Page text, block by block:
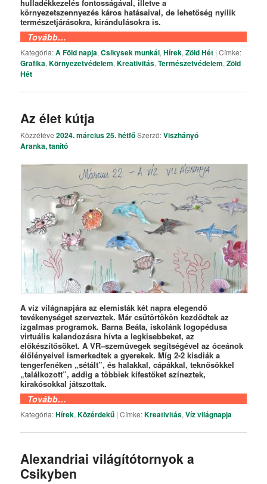
hulladékkezelés fontosságával, illetve a
környezetszennyezés káros hatásaival, de lehetőség nyílik
természetjárásokra, kirándulásokra is.
Tovább…
Kategória:A Föld napja,Csikysek munkái,Hírek,Zöld Hét |Címke:
Grafika,Környezetvédelem,Kreativitás,Természetvédelem,Zöld
Hét
Az élet kútja
Közzétéve2024. március 25. hétfőSzerző:Viszhányó
Aranka, tanító
A víz világnapjára az elemisták két napra elegendő
tevékenységet szerveztek. Már csütörtökön kezdődtek az
izgalmas programok. Barna Beáta, iskolánk logopédusa
virtuális kalandozásra hívta a legkisebbeket, az
előkészítősöket. A VR–szemüvegek segítségével az óceánok
élőlényeivel ismerkedtek a gyerekek. Míg 2-2 kisdiák a
tengerfenéken „sétált”, és halakkal, cápákkal, teknősökkel
„találkozott”, addig a többiek kifestőket színeztek,
kirakósokkal játszottak.
Tovább…
Kategória:Hírek,Közérdekű |Címke:Kreativitás,Víz világnapja
Alexandriai világítótornyok a
Csikyben